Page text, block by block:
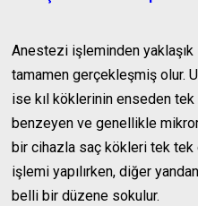
Anestezi işleminden
tamamen gerçekleşmiş olur.
ise kıl köklerinin enseden tek
benzeyen ve genellikle
bir cihazla saç kökleri tek tek
işlemi yapılırken, diğer
belli bir düzene sokulur.